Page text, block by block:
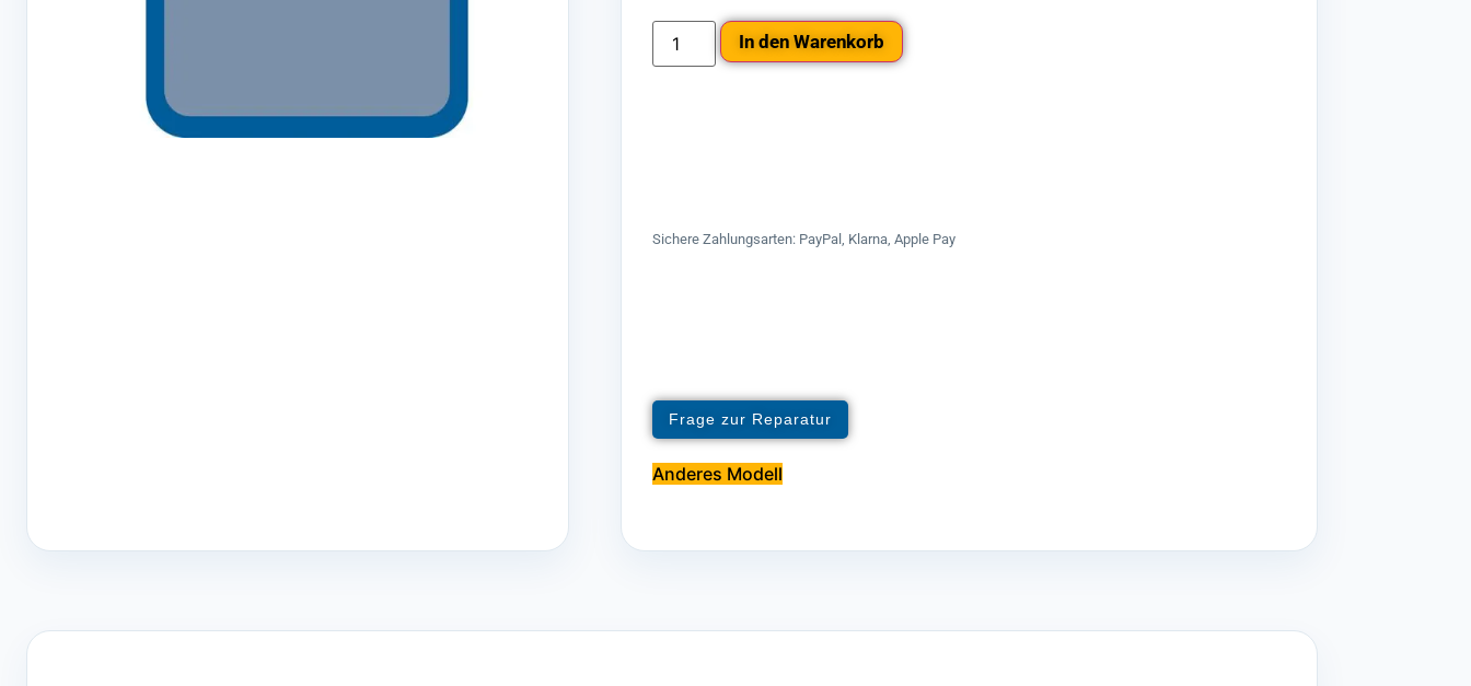
In den Warenkorb
Sichere Zahlungsarten: PayPal, Klarna, Apple Pay
Frage zur Reparatur
Anderes Modell